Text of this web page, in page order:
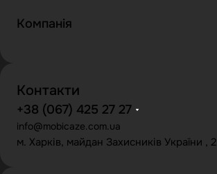
Компанія
Контакти
+38 (067) 425 27 27
info@mobicaze.com.ua
м. Харків, майдан Захисників України , 2